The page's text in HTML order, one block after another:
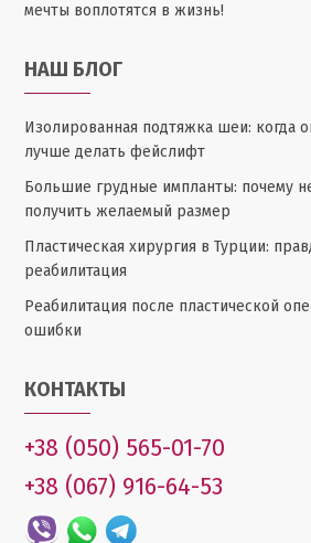
мечты воплотятся в жизнь!
НАШ БЛОГ
Изолированная подтяжка шеи: когда
лучше делать фейслифт
Большие грудные импланты: почему
получить желаемый размер
Пластическая хирургия в Турции:
реабилитация
Реабилитация после пластической
ошибки
КОНТАКТЫ
+38 (050) 565-01-70
+38 (067) 916-64-53